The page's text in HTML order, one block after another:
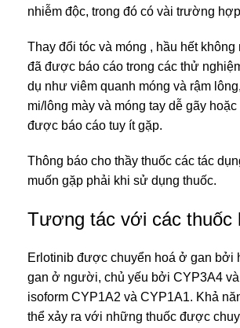
nhiễm độc, trong đó có vài trường
Thay đổi tóc và móng , hầu hết không
đã được báo cáo trong các thử
dụ như viêm quanh móng và rậm
mi/lông mày và móng tay dễ gãy hoặc
được báo cáo tuy ít gặp.
Thông báo cho thầy thuốc các tác
muốn gặp phải khi sử dụng thuốc.
Tương tác với các thuốc
Erlotinib được chuyển hoá ở gan bởi
gan ở người, chủ yếu bởi CYP3A4
isoform CYP1A2 và CYP1A1. Khả
thể xảy ra với những thuốc được